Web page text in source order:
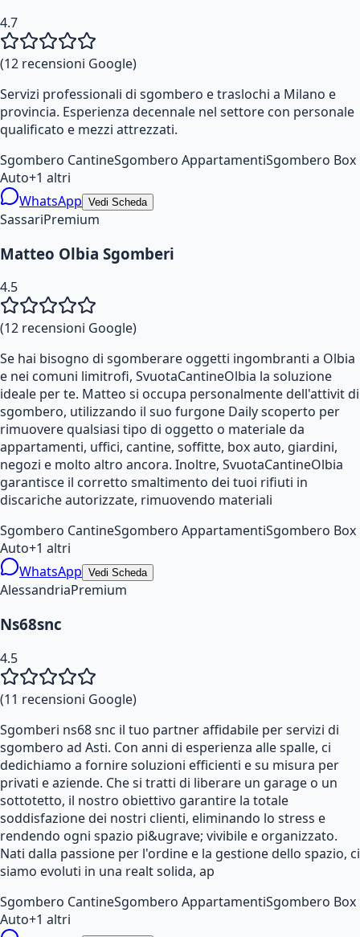
4.7
(12 recensioni Google)
Servizi professionali di sgombero e traslochi a Milano e
provincia. Esperienza decennale nel settore con personale
qualificato e mezzi attrezzati.
Sgombero CantineSgombero AppartamentiSgombero Box
Auto+1 altri
WhatsApp Vedi Scheda
SassariPremium
Matteo Olbia Sgomberi
4.5
(12 recensioni Google)
Se hai bisogno di sgomberare oggetti ingombranti a Olbia
e nei comuni limitrofi, SvuotaCantineOlbia la soluzione
ideale per te. Matteo si occupa personalmente dell'attivit di
sgombero, utilizzando il suo furgone Daily scoperto per
rimuovere qualsiasi tipo di oggetto o materiale da
appartamenti, uffici, cantine, soffitte, box auto, giardini,
negozi e molto altro ancora. Inoltre, SvuotaCantineOlbia
garantisce il corretto smaltimento dei tuoi rifiuti in
discariche autorizzate, rimuovendo materiali
Sgombero CantineSgombero AppartamentiSgombero Box
Auto+1 altri
WhatsApp Vedi Scheda
AlessandriaPremium
Ns68snc
4.5
(11 recensioni Google)
Sgomberi ns68 snc il tuo partner affidabile per servizi di
sgombero ad Asti. Con anni di esperienza alle spalle, ci
dedichiamo a fornire soluzioni efficienti e su misura per
privati e aziende. Che si tratti di liberare un garage o un
sottotetto, il nostro obiettivo garantire la totale
soddisfazione dei nostri clienti, eliminando lo stress e
rendendo ogni spazio pi&ugrave; vivibile e organizzato.
Nati dalla passione per l'ordine e la gestione dello spazio, ci
siamo evoluti in una realt solida, ap
Sgombero CantineSgombero AppartamentiSgombero Box
Auto+1 altri